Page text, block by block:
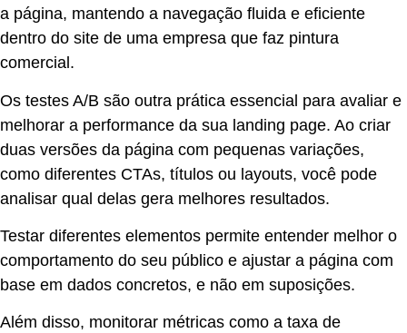
a página, mantendo a navegação fluida e eficiente
dentro do site de uma empresa que faz pintura
comercial.
Os testes A/B são outra prática essencial para avaliar e
melhorar a performance da sua landing page. Ao criar
duas versões da página com pequenas variações,
como diferentes CTAs, títulos ou layouts, você pode
analisar qual delas gera melhores resultados.
Testar diferentes elementos permite entender melhor o
comportamento do seu público e ajustar a página com
base em dados concretos, e não em suposições.
Além disso, monitorar métricas como a taxa de